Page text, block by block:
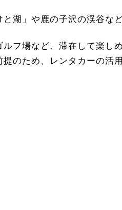
湖」や鹿の子沢の渓谷な
フ場など、滞在して楽し
提のため、レンタカーの活